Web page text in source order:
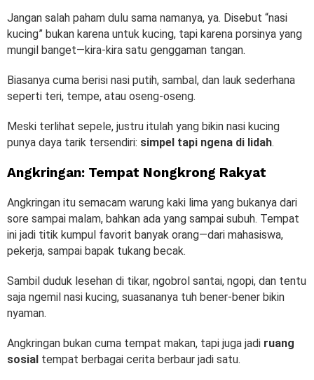
Jangan salah paham dulu sama namanya, ya. Disebut “nasi
kucing” bukan karena untuk kucing, tapi karena porsinya yang
mungil banget—kira-kira satu genggaman tangan.
Biasanya cuma berisi nasi putih, sambal, dan lauk sederhana
seperti teri, tempe, atau oseng-oseng.
Meski terlihat sepele, justru itulah yang bikin nasi kucing
punya daya tarik tersendiri: simpel tapi ngena di lidah.
Angkringan: Tempat Nongkrong Rakyat
Angkringan itu semacam warung kaki lima yang bukanya dari
sore sampai malam, bahkan ada yang sampai subuh. Tempat
ini jadi titik kumpul favorit banyak orang—dari mahasiswa,
pekerja, sampai bapak tukang becak.
Sambil duduk lesehan di tikar, ngobrol santai, ngopi, dan tentu
saja ngemil nasi kucing, suasananya tuh bener-bener bikin
nyaman.
Angkringan bukan cuma tempat makan, tapi juga jadi ruang
sosial tempat berbagai cerita berbaur jadi satu.